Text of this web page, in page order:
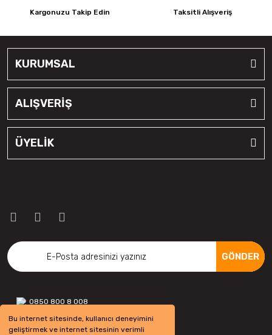
Bu internet sitesinde, kullanıcı deneyimini
geliştirmek ve internet sitesinin verimli
Kargonuzu Takip Edin Taksitli Alışveriş
KURUMSAL
ALIŞVERİŞ
ÜYELİK
GÖNDER
0850 800 8 008